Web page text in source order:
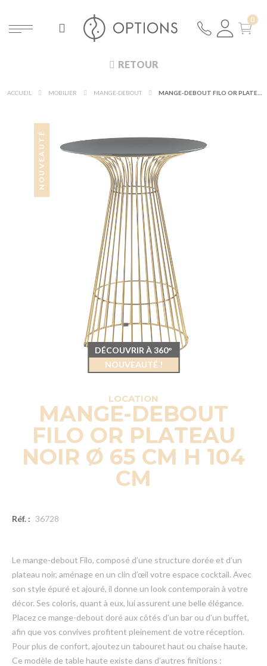
RETOUR
ACCUEIL MOBILIER MANGE-DEBOUT
LOCATION
MANGE-DEBOUT
FILO OR PLATEAU
NOIR Ø 65 CM H 104
CM
Réf. : 36728
Le mange-debout Filo, composé d’une structure dorée et d’un
plateau noir, aménage en un clin d’œil votre espace cocktail. Avec
son style épuré et ajouré, il donne un look contemporain à votre
décor. Ses coloris, quant à eux, lui assurent une belle élégance.
Placez ce mange-debout doré aux côtés d’un bar ou d’un buffet,
afin que vos convives profitent pleinement de votre réception.
Pour plus de confort, ajoutez un tabouret haut ou chaise haute.
Ce modèle de table haute existe dans d’autres finitions :
DÉCOUVRIR À 360°
NOUVEAUTÉ !
NOUVEAUTÉ